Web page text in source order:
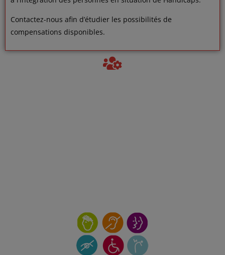
Contactez-nous afin d’étudier les possibilités de
compensations disponibles.